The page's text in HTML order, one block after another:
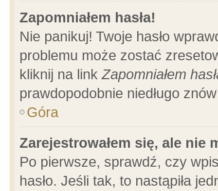
Zapomniałem hasła!
Nie panikuj! Twoje hasło
problemu może zostać
kliknij na linkZapomniałem
prawdopodobnie niedługo
Góra
Zarejestrowałem się, ale nie
Po pierwsze, sprawdź, czy
hasło. Jeśli tak, to nastąpiła